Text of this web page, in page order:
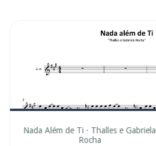
Nada Além de Ti · Thalles e Gabriela
Rocha